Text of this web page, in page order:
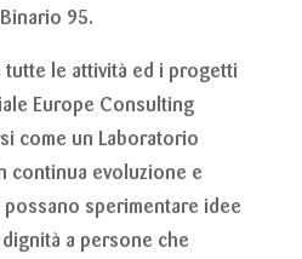
95.
le attività ed i progetti
Europe Consulting
come un Laboratorio
continua evoluzione e
sperimentare idee
a persone che